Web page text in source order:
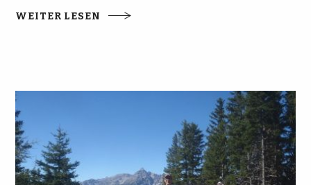
WEITER LESEN